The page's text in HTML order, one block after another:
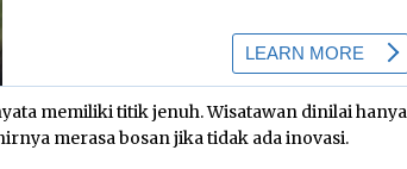
memiliki titik jenuh. Wisatawan dinilai hanya
merasa bosan jika tidak ada inovasi.